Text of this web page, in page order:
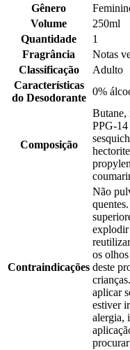
Gênero
Volume
250ml
Quantidade
1
Fragrância
Notas
Classificação
Adulto
Características
do Desodorante
0%
Composição
Butane,
PPG-
Contraindicações
Não
explodir
os
deste
aplicar
estiver
alergia,